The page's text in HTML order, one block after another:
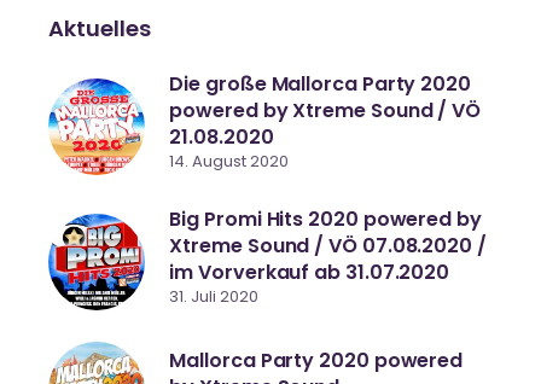
Aktuelles
Die große Mallorca Party 2020
powered by Xtreme Sound / VÖ
21.08.2020
14. August 2020
Big Promi Hits 2020 powered by
Xtreme Sound / VÖ 07.08.2020 /
im Vorverkauf ab 31.07.2020
31. Juli 2020
Mallorca Party 2020 powered